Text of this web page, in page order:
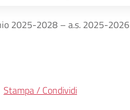
2025-2028 – a.s. 2025-2026
Stampa / Condividi